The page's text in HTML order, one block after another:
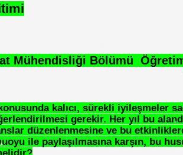
Mühendisliği Bölümü
kalıcı, sürekli iyileşmeler
gerekir. Her yıl bu
düzenlenmesine ve bu
ile paylaşılmasına karşın, bu
*
*